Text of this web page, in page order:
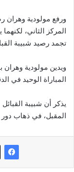
المركز الثاني،
تجمد رصيد شبيبة القبائل عند 35 نقطة في
ويدين مولودية
المباراة الوحيد في الدقيقة 44 من
يذكر أن شبيبة
المقبل، في ذهاب دور